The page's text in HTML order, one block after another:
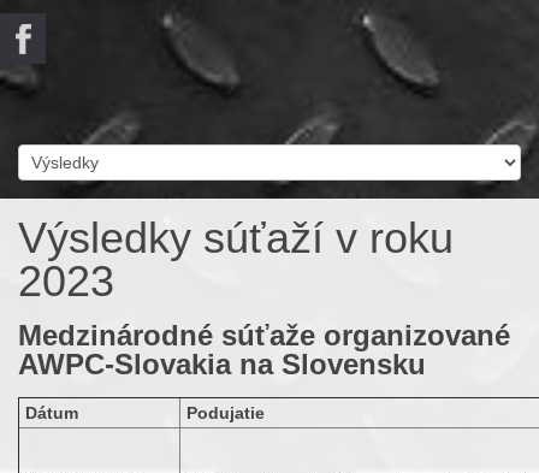
Výsledky súťaží v roku
2023
Medzinárodné súťaže organizované
AWPC-Slovakia na Slovensku
Dátum Podujatie